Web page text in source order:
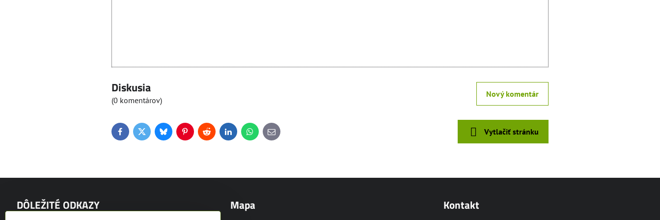
Diskusia
(0 komentárov)
Nový komentár
FacebookTwitterBlueskyPinterestRedditLinkedInWhatsApp
E-
mail
Vytlačiť stránku
DÔLEŽITÉ ODKAZY Mapa Kontakt